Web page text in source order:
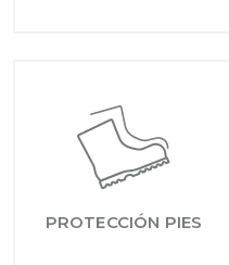
PROTECCIÓN PIES